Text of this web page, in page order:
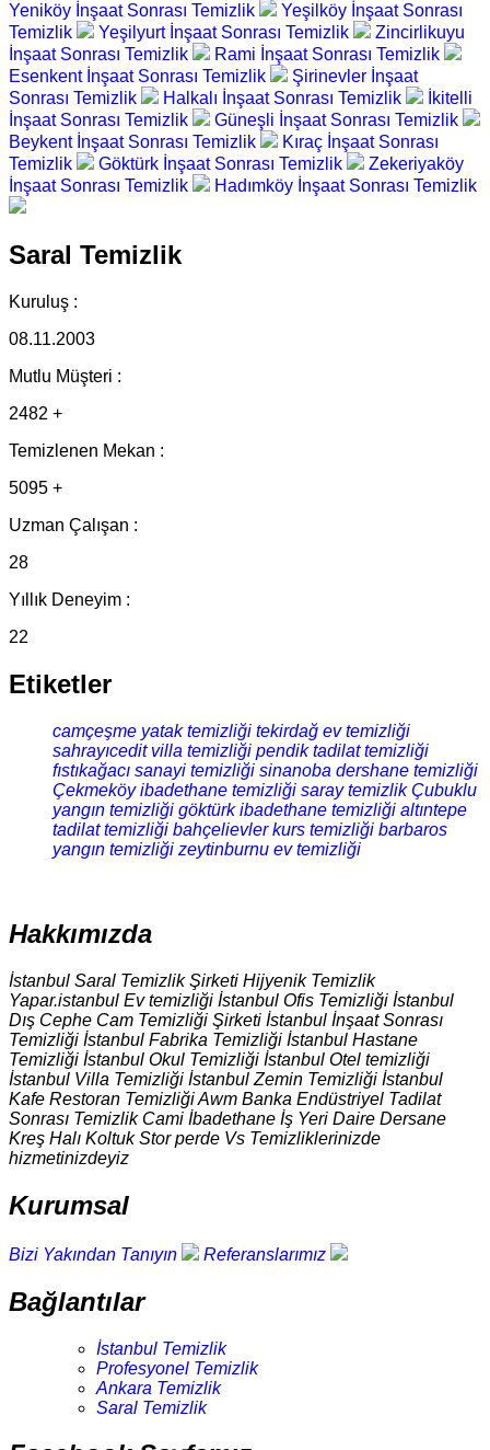
Yeniköy İnşaat Sonrası Temizlik
Yeşilköy İnşaat Sonrası
Temizlik
Yeşilyurt İnşaat Sonrası Temizlik
Zincirlikuyu
İnşaat Sonrası Temizlik
Rami İnşaat Sonrası Temizlik
Esenkent İnşaat Sonrası Temizlik
Şirinevler İnşaat
Sonrası Temizlik
Halkalı İnşaat Sonrası Temizlik
İkitelli
İnşaat Sonrası Temizlik
Güneşli İnşaat Sonrası Temizlik
Beykent İnşaat Sonrası Temizlik
Kıraç İnşaat Sonrası
Temizlik
Göktürk İnşaat Sonrası Temizlik
Zekeriyaköy
İnşaat Sonrası Temizlik
Hadımköy İnşaat Sonrası Temizlik
Saral Temizlik
Kuruluş :
08.11.2003
Mutlu Müşteri :
2482 +
Temizlenen Mekan :
5095 +
Uzman Çalışan :
28
Yıllık Deneyim :
22
Etiketler
camçeşme yatak temizliği tekirdağ ev temizliği
sahrayıcedit villa temizliği pendik tadilat temizliği
fıstıkağacı sanayi temizliği sinanoba dershane temizliği
Çekmeköy ibadethane temizliği saray temizlik Çubuklu
yangın temizliği göktürk ibadethane temizliği altıntepe
tadilat temizliği bahçelievler kurs temizliği barbaros
yangın temizliği zeytinburnu ev temizliği
Hakkımızda
İstanbul Saral Temizlik Şirketi Hijyenik Temizlik
Yapar.istanbul Ev temizliği İstanbul Ofis Temizliği İstanbul
Dış Cephe Cam Temizliği Şirketi İstanbul İnşaat Sonrası
Temizliği İstanbul Fabrika Temizliği İstanbul Hastane
Temizliği İstanbul Okul Temizliği İstanbul Otel temizliği
İstanbul Villa Temizliği İstanbul Zemin Temizliği İstanbul
Kafe Restoran Temizliği Awm Banka Endüstriyel Tadilat
Sonrası Temizlik Cami İbadethane İş Yeri Daire Dersane
Kreş Halı Koltuk Stor perde Vs Temizliklerinizde
hizmetinizdeyiz
Kurumsal
Bizi Yakından Tanıyın Referanslarımız
Bağlantılar
İstanbul Temizlik
Profesyonel Temizlik
Ankara Temizlik
Saral Temizlik